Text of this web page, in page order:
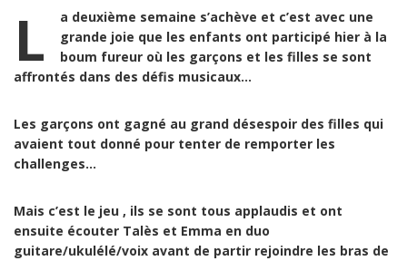
L
a deuxième semaine s’achève et c’est avec une
grande joie que les enfants ont participé hier à la
boum fureur où les garçons et les filles se sont
affrontés dans des défis musicaux…
Les garçons ont gagné au grand désespoir des filles qui
avaient tout donné pour tenter de remporter les
challenges…
Mais c’est le jeu , ils se sont tous applaudis et ont
ensuite écouter Talès et Emma en duo
guitare/ukulélé/voix avant de partir rejoindre les bras de